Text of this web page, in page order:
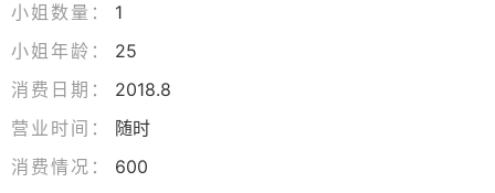
小姐数量：
1
小姐年龄：
25
消费日期：
2018.8
营业时间：
随时
消费情况：
600